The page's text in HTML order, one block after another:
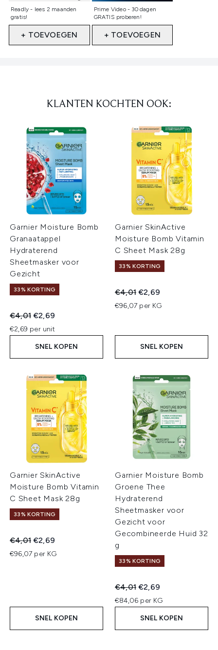
Readly - lees 2 maanden
gratis!
Niet geselecteerd
+ TOEVOEGEN
Prime Video - 30 dagen
GRATIS proberen!
Niet geselecteerd
+ TOEVOEGEN
KLANTEN KOCHTEN OOK:
Garnier Moisture Bomb
Granaatappel
Hydraterend
Sheetmasker voor
Gezicht
33% KORTING
Recommended Retail Price:
€4,01 Huidige prijs:
€2,69
€2,69 per unit
SNEL KOPEN
Garnier SkinActive
Moisture Bomb Vitamin
C Sheet Mask 28g
33% KORTING
Recommended Retail Price:
€4,01 Huidige prijs:
€2,69
€96,07 per KG
SNEL KOPEN
Garnier SkinActive
Moisture Bomb Vitamin
C Sheet Mask 28g
33% KORTING
Recommended Retail Price:
€4,01 Huidige prijs:
€2,69
€96,07 per KG
SNEL KOPEN
Garnier Moisture Bomb
Groene Thee
Hydraterend
Sheetmasker voor
Gezicht voor
Gecombineerde Huid 32
g
33% KORTING
Recommended Retail Price:
€4,01 Huidige prijs:
€2,69
€84,06 per KG
SNEL KOPEN